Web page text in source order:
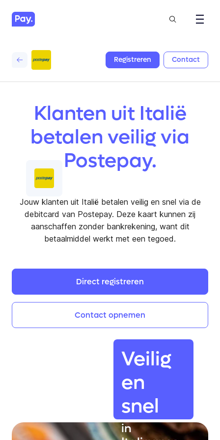
Registreren Contact
Klanten uit Italië
betalen veilig via
Postepay.
Jouw klanten uit Italië betalen veilig en snel via de
debitcard van Postepay. Deze kaart kunnen zij
aanschaffen zonder bankrekening, want dit
betaalmiddel werkt met een tegoed.
Direct registreren
Contact opnemen
Veilig
en
snel
in